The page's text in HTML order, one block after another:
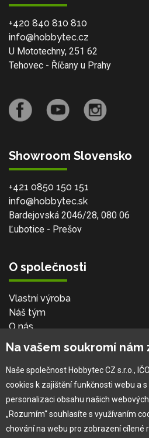
+420 840 810 810
info@hobbytec.cz
U Mototechny, 251 62
Tehovec - Říčany u Prahy
Showroom Slovensko
+421 0850 150 151
info@hobbytec.sk
Bardejovská 2046/28, 080 06
Ľubotice - Prešov
O společnosti
Vlastní výroba
Náš tým
O nás
Pro zákazníka
Obchodní podmínky
Věrnostní program
Jak na reklamaci
Na vašem soukromí nám
Naše společnost Hobbytec CZ s.r.o.,
cookies k zajištění funkčnosti webu a
personalizaci obsahu našich
„Rozumím“ souhlasíte s využívaním
chování na webu pro zobrazení cílené